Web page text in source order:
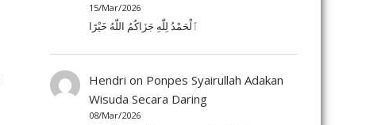
15/Mar/2026
ٱلْحَمْدُ لِلّٰهِ جَزَاكُمُ اللّٰهُ خَيْرًا
Hendri on Ponpes Syairullah Adakan
Wisuda Secara Daring
08/Mar/2026